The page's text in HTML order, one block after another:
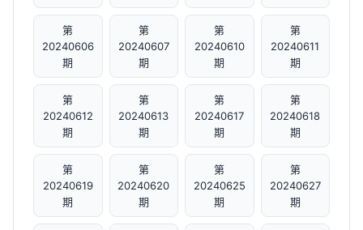
第
20240606
期
第
20240607
期
第
20240610
期
第
20240611
期
第
20240612
期
第
20240613
期
第
20240617
期
第
20240618
期
第
20240619
期
第
20240620
期
第
20240625
期
第
20240627
期